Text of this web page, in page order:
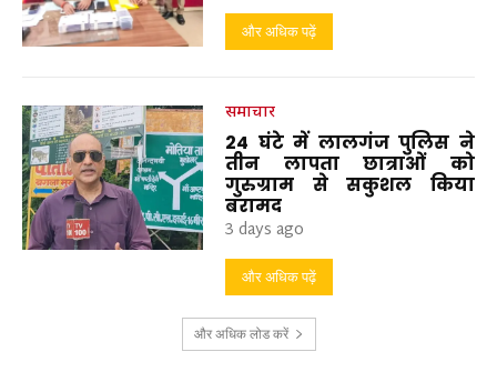
और अधिक पढ़ें
समाचार
24 घंटे में लालगंज पुलिस ने
तीन लापता छात्राओं को
गुरुग्राम से सकुशल किया
बरामद
3 days ago
और अधिक पढ़ें
और अधिक लोड करें